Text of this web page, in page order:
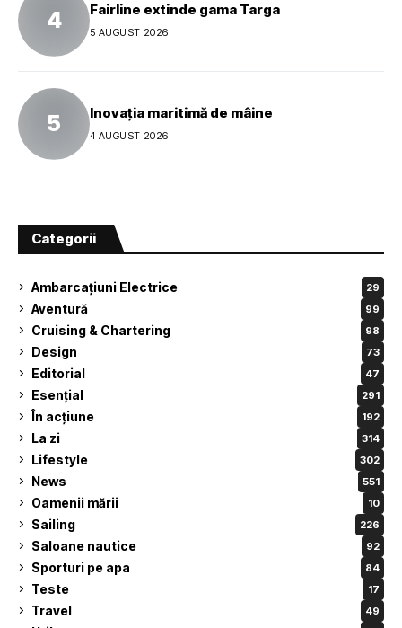
Fairline extinde gama Targa
5 AUGUST 2026
Inovația maritimă de mâine
4 AUGUST 2026
Categorii
Ambarcațiuni Electrice 29
Aventură 99
Cruising & Chartering 98
Design 73
Editorial 47
Esențial 291
În acțiune 192
La zi 314
Lifestyle 302
News 551
Oamenii mării 10
Sailing 226
Saloane nautice 92
Sporturi pe apa 84
Teste 17
Travel 49